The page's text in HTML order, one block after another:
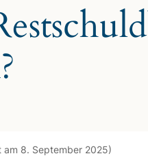
8. September 2025)